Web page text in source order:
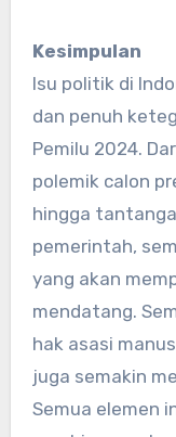
Kesimpulan
Isu politik di
dan penuh
Pemilu 2024.
polemik calon
hingga
pemerintah,
yang akan
mendatang.
hak asasi
juga semakin
Semua elemen